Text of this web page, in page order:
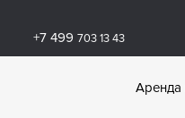
+7 499 703 13 43
Аренда